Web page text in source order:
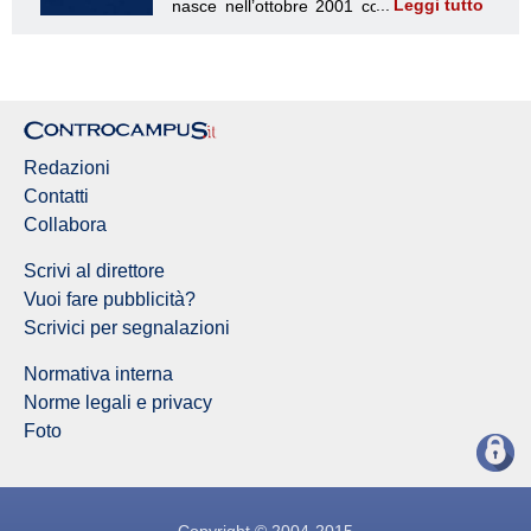
Leggi tutto
Redazioni
Contatti
Collabora
Scrivi al direttore
Vuoi fare pubblicità?
Scrivici per segnalazioni
Normativa interna
Norme legali e privacy
Foto